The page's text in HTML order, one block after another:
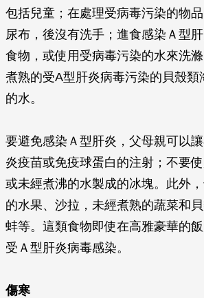
包括兒童；在處理受病毒污染的物
尿布，後沒有洗手；進食感染Ａ型
食物，或使用受病毒污染的水來洗
煮熟的受A型肝炎病毒污染的貝殼類
的水。
要避免感染Ａ型肝炎，父母親可以
炎疫苗或免疫球蛋白的注射；不要
或未經煮沸的水製成的冰塊。此外
的水果、沙拉，未經煮熟的蔬菜和
蚌等。這類食物即使在高雅豪華的
受Ａ型肝炎病毒感染。
傷寒